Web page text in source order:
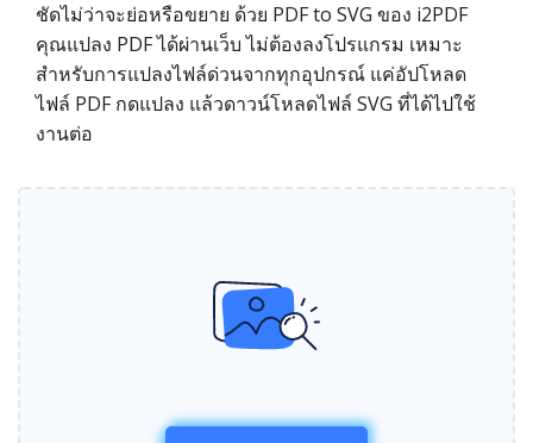
ชัดไม่ว่าจะย่อหรือขยาย ด้วย PDF to SVG ของ i2PDF
คุณแปลง PDF ได้ผ่านเว็บ ไม่ต้องลงโปรแกรม เหมาะ
สำหรับการแปลงไฟล์ด่วนจากทุกอุปกรณ์ แค่อัปโหลด
ไฟล์ PDF กดแปลง แล้วดาวน์โหลดไฟล์ SVG ที่ได้ไปใช้
งานต่อ